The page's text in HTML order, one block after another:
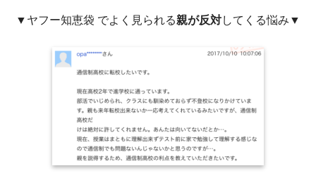
▼ヤフー知恵袋 でよく見られる親が反対してくる悩み▼